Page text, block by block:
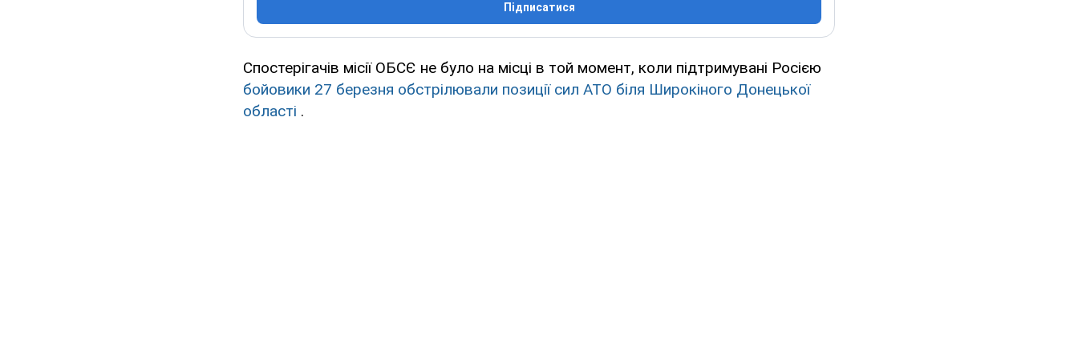
Підписатися
Спостерігачів місії ОБСЄ не було на місці в той момент, коли підтримувані Росією
бойовики 27 березня обстрілювали позиції сил АТО біля Широкіного Донецької
області .